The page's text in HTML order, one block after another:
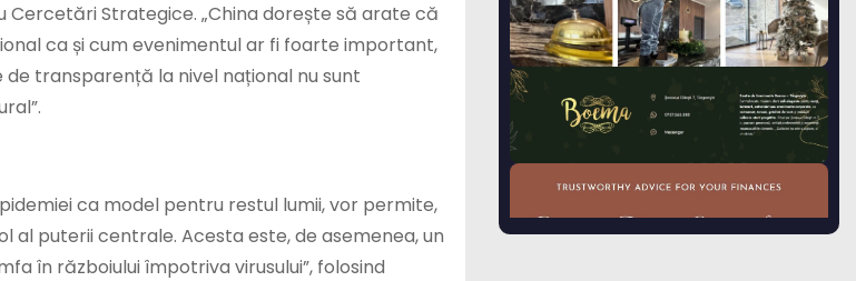
Cercetări Strategice. „China dorește să arate că
ca și cum evenimentul ar fi foarte important,
transparență la nivel național nu sunt
ca model pentru restul lumii, vor permite,
al puterii centrale. Acesta este, de asemenea, un
în războiului împotriva virusului”, folosind